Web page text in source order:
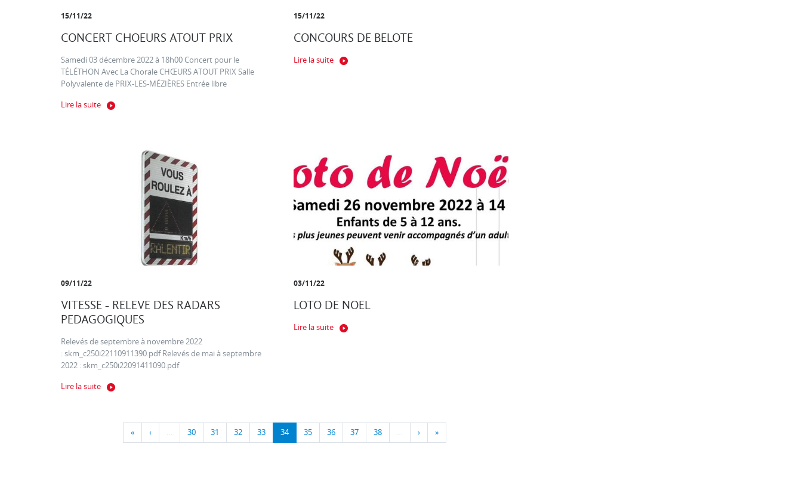
15/11/22
CONCERT CHOEURS ATOUT PRIX
Samedi 03 décembre 2022 à 18h00 Concert pour le
TÉLÉTHON Avec La Chorale CHŒURS ATOUT PRIX Salle
Polyvalente de PRIX-LES-MÉZIÈRES Entrée libre
Lire la suite
15/11/22
CONCOURS DE BELOTE
Lire la suite
09/11/22
VITESSE - RELEVE DES RADARS
PEDAGOGIQUES
Relevés de septembre à novembre 2022
: skm_c250i22110911390.pdf Relevés de mai à septembre
2022 : skm_c250i22091411090.pdf
Lire la suite
03/11/22
LOTO DE NOEL
Lire la suite
« ‹ … 30 31 32 33 34 35 36 37 38 … › »